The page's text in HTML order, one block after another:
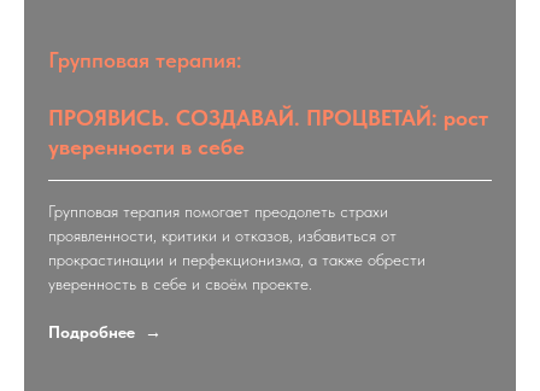
Групповая терапия:
ПРОЯВИСЬ. СОЗДАВАЙ. ПРОЦВЕТАЙ: рост
уверенности в себе
Групповая терапия помогает преодолеть страхи
проявленности, критики и отказов, избавиться от
прокрастинации и перфекционизма, а также обрести
уверенность в себе и своём проекте.
Подробнее